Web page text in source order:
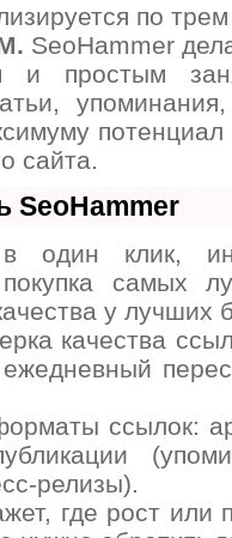
по
SeoHammer
и простым
сайта.
SeoHammer
клик,
самых
у лучших
качества
ссылок:
релизы).
где рост или